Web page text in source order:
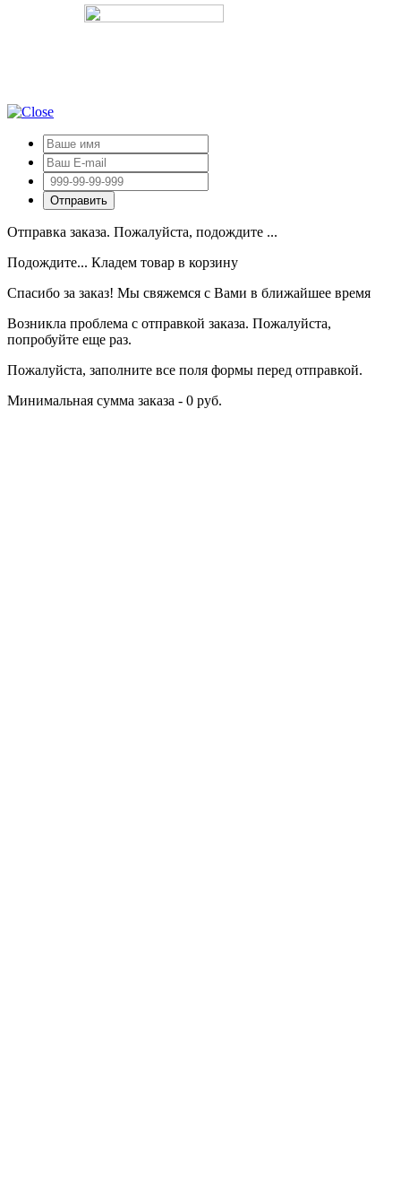
Отправка заказа. Пожалуйста, подождите ...
Подождите... Кладем товар в корзину
Спасибо за заказ! Мы свяжемся с Вами в ближайшее время
Возникла проблема с отправкой заказа. Пожалуйста,
попробуйте еще раз.
Пожалуйста, заполните все поля формы перед отправкой.
Минимальная сумма заказа - 0 руб.